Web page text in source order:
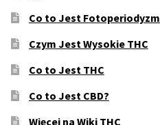
Co to Jest Fotoperiodyzm
Czym Jest Wysokie THC
Co to Jest THC
Co to Jest CBD?
Więcej na Wiki THC